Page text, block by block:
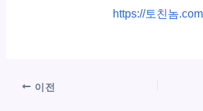
https://토친놈.com
이전